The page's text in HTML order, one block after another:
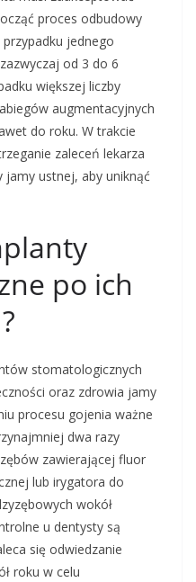
proces odbudowy
jednego
od 3 do 6
większej liczby
augmentacyjnych
do roku. W trakcie
zaleceń lekarza
jamy ustnej, aby uniknąć
po ich
stomatologicznych
oraz zdrowia jamy
procesu gojenia ważne
dwa razy
zawierającej fluor
lub irygatora do
wokół
u dentysty są
się odwiedzanie
roku w celu